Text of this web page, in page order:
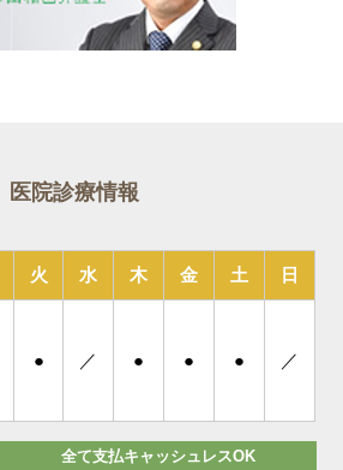
医院診療情報
火 水 木 金 土 日
● ／ ● ● ● ／
全て支払キャッシュレスOK